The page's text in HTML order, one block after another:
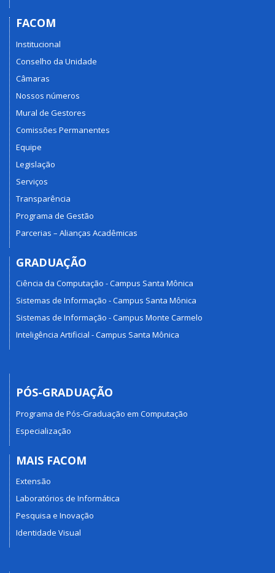
FACOM
Institucional
Conselho da Unidade
Câmaras
Nossos números
Mural de Gestores
Comissões Permanentes
Equipe
Legislação
Serviços
Transparência
Programa de Gestão
Parcerias – Alianças Acadêmicas
GRADUAÇÃO
Ciência da Computação - Campus Santa Mônica
Sistemas de Informação - Campus Santa Mônica
Sistemas de Informação - Campus Monte Carmelo
Inteligência Artificial - Campus Santa Mônica
PÓS-GRADUAÇÃO
Programa de Pós-Graduação em Computação
Especialização
MAIS FACOM
Extensão
Laboratórios de Informática
Pesquisa e Inovação
Identidade Visual